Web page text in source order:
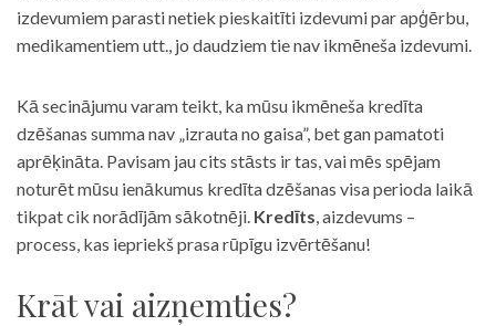
izdevumiem parasti netiek pieskaitīti izdevumi par apģērbu,
medikamentiem utt., jo daudziem tie nav ikmēneša izdevumi.
Kā secinājumu varam teikt, ka mūsu ikmēneša kredīta
dzēšanas summa nav „izrauta no gaisa”, bet gan pamatoti
aprēķināta. Pavisam jau cits stāsts ir tas, vai mēs spējam
noturēt mūsu ienākumus kredīta dzēšanas visa perioda laikā
tikpat cik norādījām sākotnēji. Kredīts, aizdevums –
process, kas iepriekš prasa rūpīgu izvērtēšanu!
Krāt vai aizņemties?